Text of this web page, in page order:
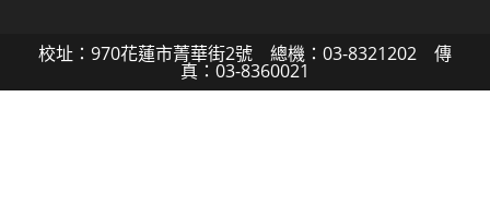
校址：970花蓮市菁華街2號 總機：03-8321202 傳
真：03-8360021